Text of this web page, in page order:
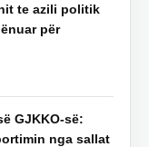
te azili politik
për
GJKKO-së:
nga sallat